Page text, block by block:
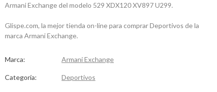
Armani Exchange del modelo 529 XDX120 XV897 U299.
Glispe.com, la mejor tienda on-line para comprar Deportivos de la
marca Armani Exchange.
Marca: Armani Exchange
Categoría: Deportivos